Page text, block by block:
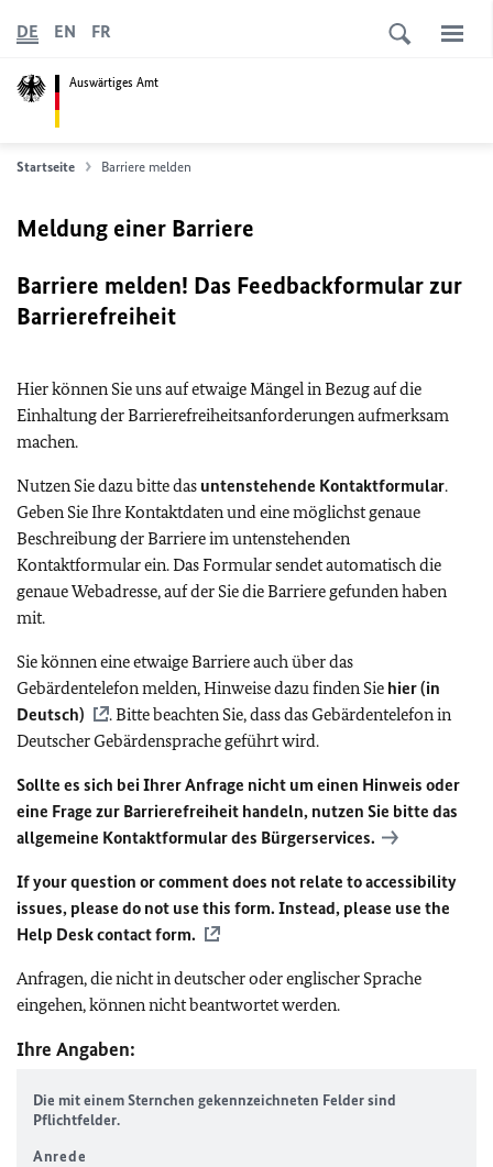
Auswärtiges Amt
DE EN FR
Startseite Barriere melden
Meldung einer Barriere
Barriere melden! Das Feedbackformular zur
Barrierefreiheit
Hier können Sie uns auf etwaige Mängel in Bezug auf die
Einhaltung der Barrierefreiheitsanforderungen aufmerksam
machen.
Nutzen Sie dazu bitte das untenstehende Kontaktformular.
Geben Sie Ihre Kontaktdaten und eine möglichst genaue
Beschreibung der Barriere im untenstehenden
Kontaktformular ein. Das Formular sendet automatisch die
genaue Webadresse, auf der Sie die Barriere gefunden haben
mit.
Sie können eine etwaige Barriere auch über das
Gebärdentelefon melden, Hinweise dazu finden Sie hier (in
Deutsch)
. Bitte beachten Sie, dass das Gebärdentelefon in
Deutscher Gebärdensprache geführt wird.
Sollte es sich bei Ihrer Anfrage nicht um einen Hinweis oder
eine Frage zur Barrierefreiheit handeln, nutzen Sie bitte das
allgemeine Kontaktformular des Bürgerservices.
If your question or comment does not relate to accessibility
issues, please do not use this form. Instead, please use the
Help Desk contact form.
Anfragen, die nicht in deutscher oder englischer Sprache
eingehen, können nicht beantwortet werden.
Ihre Angaben:
Die mit einem Sternchen gekennzeichneten Felder sind
Pflichtfelder.
Anrede